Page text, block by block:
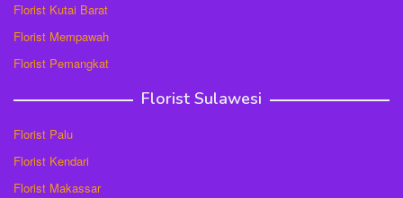
Florist Kutai Barat
Florist Mempawah
Florist Pemangkat
Florist Sulawesi
Florist Palu
Florist Kendari
Florist Makassar